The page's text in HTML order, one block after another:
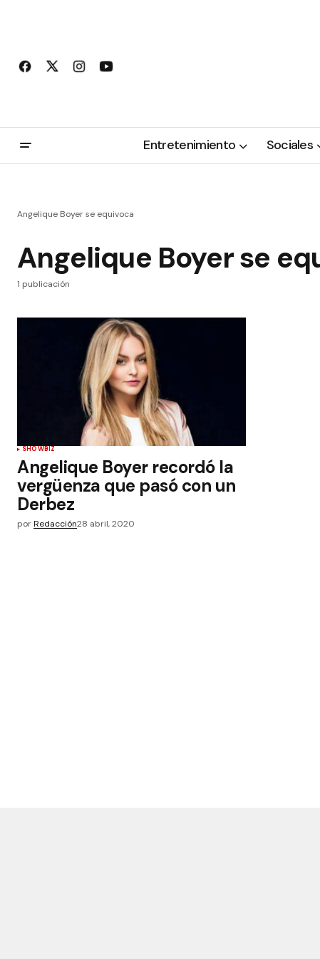
Entretenimiento Sociales
Angelique Boyer se equivoca
Angelique Boyer se
1 publicación
SHOWBIZ
Angelique Boyer recordó la
vergüenza que pasó con un
Derbez
porRedacción28 abril, 2020